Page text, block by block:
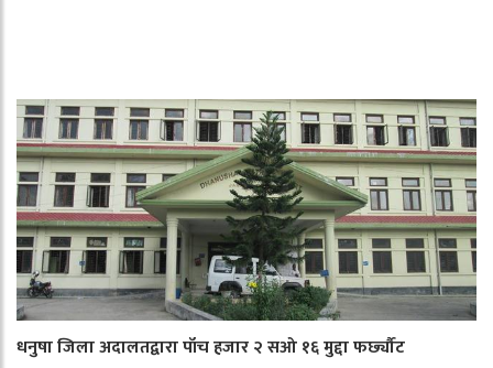
धनुषा जिला अदालतद्वारा पाँच हजार २ सओ १६ मुद्दा फर्छ्यौट